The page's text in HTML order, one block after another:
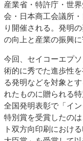
産業省・特許庁・世
会・日本商工会議所
り開催される。発明
の向上と産業の振興
今回、セイコーエプ
術的に秀でた進歩性
る発明などを対象と
れたものに贈られる特
全国発明表彰で「イ
特別賞を受賞したの
ト双方向印刷におけ